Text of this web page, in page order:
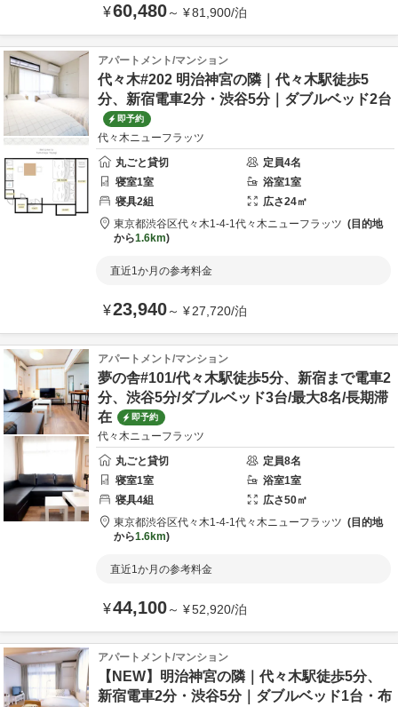
¥60,480～ ¥81,900/泊
アパートメント/マンション
代々木#202 明治神宮の隣｜代々木駅徒歩5
分、新宿電車2分・渋谷5分｜ダブルベッド2台
即予約
代々木ニューフラッツ
丸ごと貸切
定員4名
寝室1室 浴室1室
寝具2組 広さ24㎡
東京都渋谷区代々木1-4-1代々木ニューフラッツ
目的地
から1.6km
直近1か月の参考料金
¥23,940～ ¥27,720/泊
アパートメント/マンション
夢の舎#101/代々木駅徒歩5分、新宿まで電車2
分、渋谷5分/ダブルベッド3台/最大8名/長期滞
在
即予約
代々木ニューフラッツ
丸ごと貸切
定員8名
寝室1室 浴室1室
寝具4組 広さ50㎡
東京都渋谷区代々木1-4-1代々木ニューフラッツ
目的地
から1.6km
直近1か月の参考料金
¥44,100～ ¥52,920/泊
アパートメント/マンション
【NEW】明治神宮の隣｜代々木駅徒歩5分、
新宿電車2分・渋谷5分｜ダブルベッド1台・布